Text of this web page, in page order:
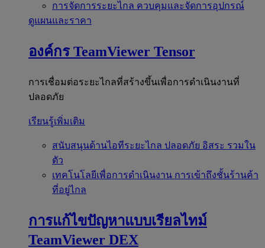
การจัดการระยะไกล ควบคุมและจัดการอุปกรณ์
ดูแผนและราคา
องค์กร TeamViewer Tensor
การเชื่อมต่อระยะไกลที่สร้างขึ้นเพื่อการดำเนินงานที่
ปลอดภัย
เรียนรู้เพิ่มเติม
สนับสนุนด้านไอทีระยะไกล ปลอดภัย อิสระ รวมใน
ตัว
เทคโนโลยีเพื่อการดำเนินงาน การเข้าถึงชั้นร้านค้า
ที่อยู่ไกล
การแก้ไขปัญหาแบบเรียลไทม์
TeamViewer DEX